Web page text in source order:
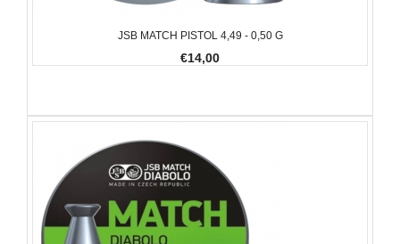
JSB MATCH PISTOL 4,49 - 0,50 G
€14,00